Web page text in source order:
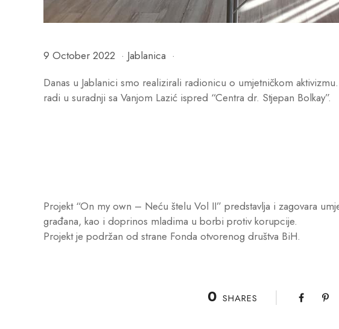
9 October 2022 · Jablanica ·
Danas u Jablanici smo realizirali radionicu o umjetničkom
radi u suradnji sa Vanjom Lazić ispred “Centra dr. Stjepan Bolkay”.
Projekt “On my own – Neću štelu Vol II” predstavlja i zagovara
građana, kao i doprinos mladima u borbi protiv korupcije.
Projekt je podržan od strane Fonda otvorenog društva BiH.
0 SHARES